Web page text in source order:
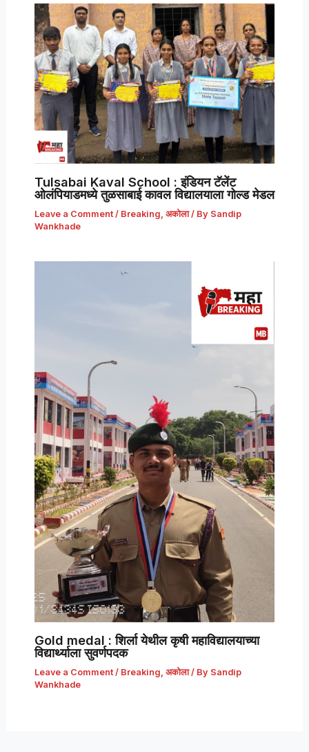
Tulsabai Kaval School : इंडियन टॅलेंट
ओलंपियाडमध्ये तुळसाबाई कावल विद्यालयाला गोल्ड मेडल
Leave a Comment / Breaking अकोला/ By Sandip
Wankhade
Gold medal : शिर्ला येथील कृषी महाविद्यालयाच्या
विद्यार्थ्याला सुवर्णपदक
Leave a Comment / Breaking, अकोला/ By Sandip
Wankhade